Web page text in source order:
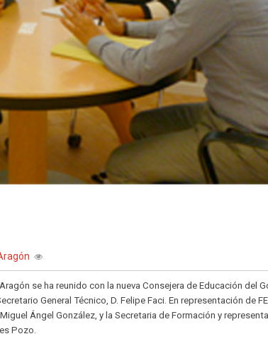
se ha reunido con la nueva Consejera de Educación del
General Técnico, D. Felipe Faci. En representación de
Ángel González, y la Secretaria de Formación y
Pozo.